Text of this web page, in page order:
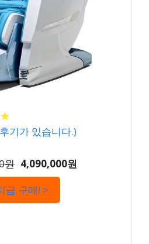
★
★
기가 있습니다.)
원 4,090,000원
금 구매! >